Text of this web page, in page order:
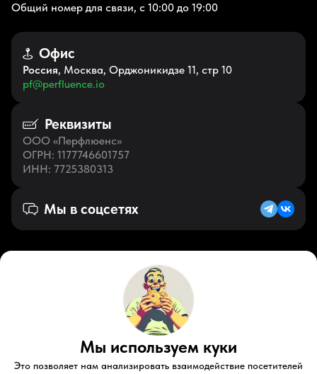
Общий номер для связи, с 10:00 до 19:00
Офис
Россия, Москва, Орджоникидзе 11, стр 10
pf@perfluence.io
Реквизиты
ООО «Перфлюенс»
ОГРН: 1177746601757
ИНН: 7725380313
Мы в соцсетях
Русский (KZ)
ZenYoutubeTelegramTiktokКонтакты
Правовые документыУсловия использования
Мы используем куки
Это позволяет нам анализировать взаимодействие посетителей